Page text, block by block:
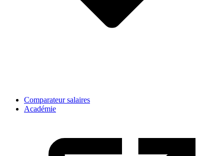
Comparateur salaires
Académie